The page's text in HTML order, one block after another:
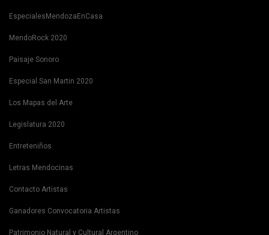
EspecialesMendozaEnCasa
MendoRock 2020
Paisaje Sonoro
Especial San Martin 2020
Los Mapas del Arte
Legislatura 2020
Entreteniños
Letras Mendocinas
Contacto Artistas
Ganadores Convocatoria Artistas
Patrimonio Natural y Cultural Argentino